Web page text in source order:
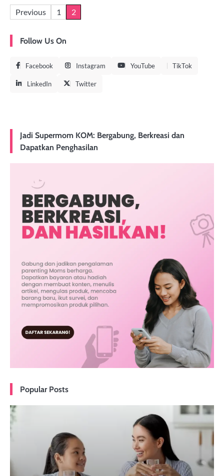
Previous 1 2
Follow Us On
Facebook Instagram YouTube TikTok
LinkedIn Twitter
Jadi Supermom KOM: Bergabung, Berkreasi dan
Dapatkan Penghasilan
Popular Posts